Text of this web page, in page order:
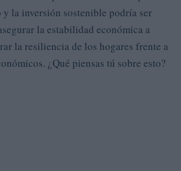
y la inversión sostenible podría ser
la estabilidad económica a
la resiliencia de los hogares frente a
¿Qué piensas tú sobre esto?